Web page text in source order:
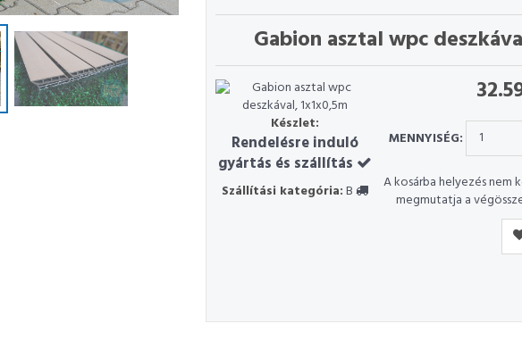
Gabion asztal wpc
Készlet:
Rendelésre induló
gyártás és szállítás
Szállítási kategória:B
MENNYISÉG:
A kosárba helyezés nem
megmutatja a